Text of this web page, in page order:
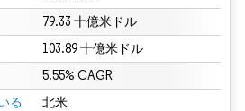
79.33 十億米ドル
103.89 十億米ドル
5.55% CAGR
る
北米